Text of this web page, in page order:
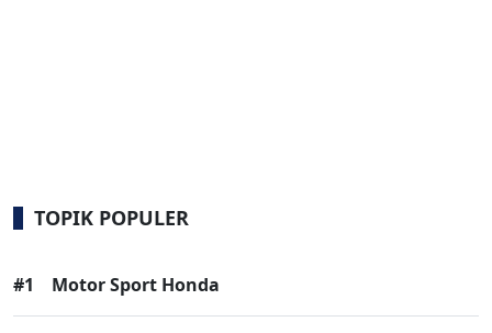
TOPIK POPULER
#1 Motor Sport Honda